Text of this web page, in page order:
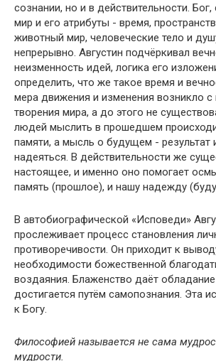
сознании, но и в действительности.
мир и его атрибуты - время,
животный мир, человеческие тело и
непрерывно. Августин подчёркивал
неизменность идей, логика его
определить, что же такое время и
мера движения и изменения возникло
творения мира, а до этого не
людей мыслить в прошедшем
памяти, а мысль о будущем - результат
надеяться. В действительности же
настоящее, и именно оно помогает
память (прошлое), и нашу надежду
В автобиографической «Исповеди»
прослеживает процесс становления
противоречивости. Он приходит к
необходимости божественной
воздаяния. Блаженство даёт
достигается путём самопознания. Эта
к Богу.
Философией называется не сама
мудрости.